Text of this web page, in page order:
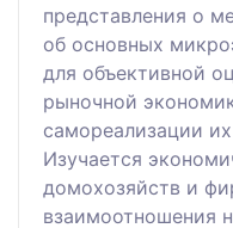
представления о
об основных
для объективной
рыночной
самореализации
Изучается
домохозяйств и
взаимоотношения